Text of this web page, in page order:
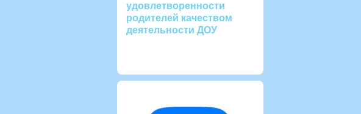
удовлетворенности
родителей качеством
деятельности ДОУ